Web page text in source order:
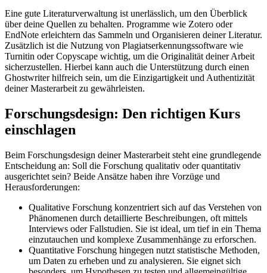
Eine gute Literaturverwaltung ist unerlässlich, um den Überblick
über deine Quellen zu behalten. Programme wie Zotero oder
EndNote erleichtern das Sammeln und Organisieren deiner Literatur.
Zusätzlich ist die Nutzung von Plagiatserkennungssoftware wie
Turnitin oder Copyscape wichtig, um die Originalität deiner Arbeit
sicherzustellen. Hierbei kann auch die Unterstützung durch einen
Ghostwriter hilfreich sein, um die Einzigartigkeit und Authentizität
deiner Masterarbeit zu gewährleisten.
Forschungsdesign: Den richtigen Kurs
einschlagen
Beim Forschungsdesign deiner Masterarbeit steht eine grundlegende
Entscheidung an: Soll die Forschung qualitativ oder quantitativ
ausgerichtet sein? Beide Ansätze haben ihre Vorzüge und
Herausforderungen:
Qualitative Forschung konzentriert sich auf das Verstehen von
Phänomenen durch detaillierte Beschreibungen, oft mittels
Interviews oder Fallstudien. Sie ist ideal, um tief in ein Thema
einzutauchen und komplexe Zusammenhänge zu erforschen.
Quantitative Forschung hingegen nutzt statistische Methoden,
um Daten zu erheben und zu analysieren. Sie eignet sich